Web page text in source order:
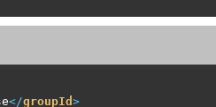
</groupId >